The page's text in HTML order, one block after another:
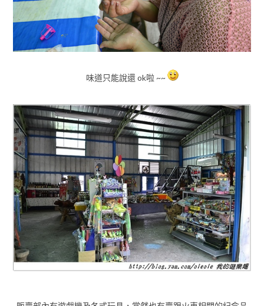
味道只能說還 ok啦 ~~